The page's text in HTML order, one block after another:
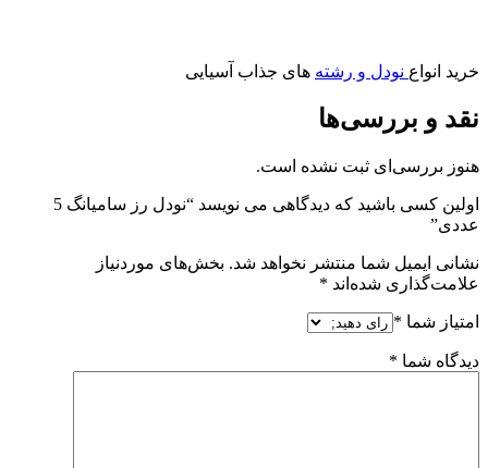
خرید انواع نودل و رشته های جذاب آسیایی
نقد و بررسی‌ها
هنوز بررسی‌ای ثبت نشده است.
اولین کسی باشید که دیدگاهی می نویسد “نودل رز سامیانگ 5
عددی”
نشانی ایمیل شما منتشر نخواهد شد. بخش‌های موردنیاز
علامت‌گذاری شده‌اند *
امتیاز شما *
دیدگاه شما *